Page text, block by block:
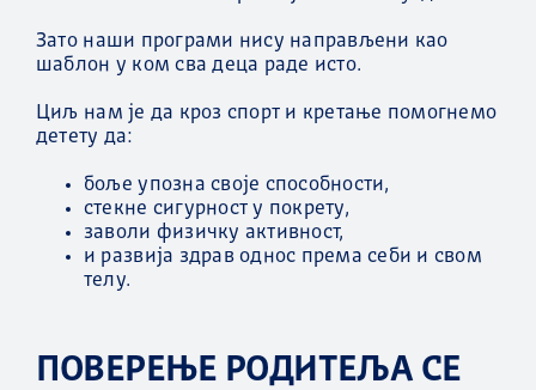
Зато наши програми нису направљени као
шаблон у ком сва деца раде исто.
Циљ нам је да кроз спорт и кретање помогнемо
детету да:
боље упозна своје способности,
стекне сигурност у покрету,
заволи физичку активност,
и развија здрав однос према себи и свом
телу.
ПОВЕРЕЊЕ РОДИТЕЉА СЕ